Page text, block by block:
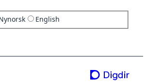
English